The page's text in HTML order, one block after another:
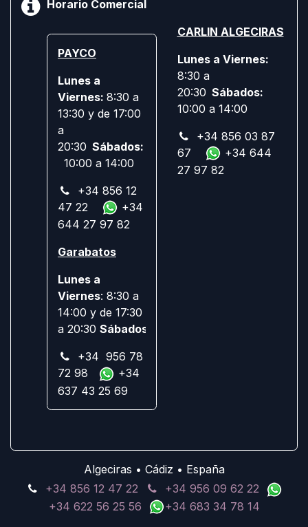
Horario Comercial
PAYCO
Lunes a
Viernes: 8:30 a
13:30 y de 17:00
a
20:30 Sábados:
10:00 a 14:00
+34 856 12
47 22
+34
644 27 97 82
Garabatos
Lunes a
Viernes: 8:30 a
14:00 y de 17:30
a 20:30 Sábados:
+34 956 78
72 98
+34
637 43 25 69
CARLIN ALGECIRAS
Lunes a Viernes:
8:30 a
20:30 Sábados:
10:00 a 14:00
+34 856 03 87
67
+34 644
27 97 82
Algeciras • Cádiz • España
+34 856 12 47 22
+34 956 09 62 22
+34 622 56 25 56
+34 683 34 78 14